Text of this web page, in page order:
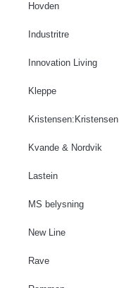
Hovden
Industritre
Innovation Living
Kleppe
Kristensen:Kristensen
Kvande & Nordvik
Lastein
MS belysning
New Line
Rave